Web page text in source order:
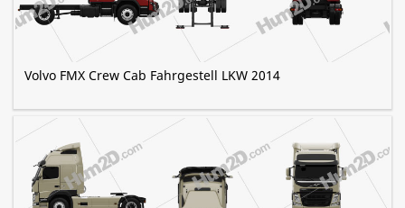
Volvo FMX Crew Cab Fahrgestell LKW 2014